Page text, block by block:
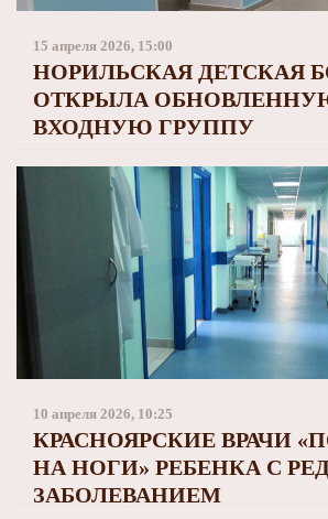
Заполярный театр драмы
15 апреля 2026, 15:00
НОРИЛЬСКАЯ ДЕТСКАЯ
ОТКРЫЛА
ВХОДНУЮ ГРУППУ
10 апреля 2026, 10:25
КРАСНОЯРСКИЕ ВРАЧИ
НА НОГИ» РЕБЕНКА С
ЗАБОЛЕВАНИЕМ